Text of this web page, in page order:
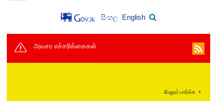
සිංහල English
அவசர எச்சரிக்கைகள்
மேலும் பார்க்க